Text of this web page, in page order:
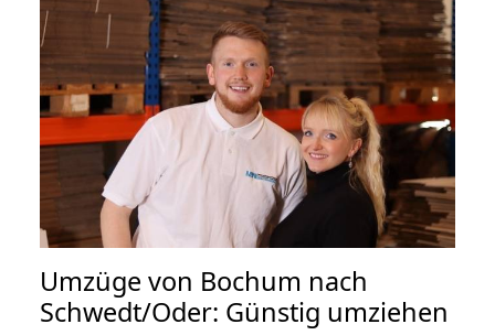
Umzüge von Bochum nach
Schwedt/Oder: Günstig umziehen